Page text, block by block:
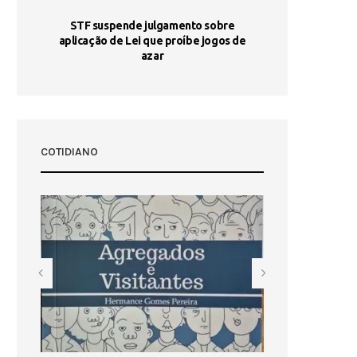
STF suspende julgamento sobre
aplicação de Lei que proíbe jogos de
azar
COTIDIANO